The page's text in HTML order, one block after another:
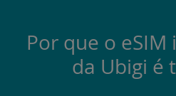
Por que o
da Ubigi é